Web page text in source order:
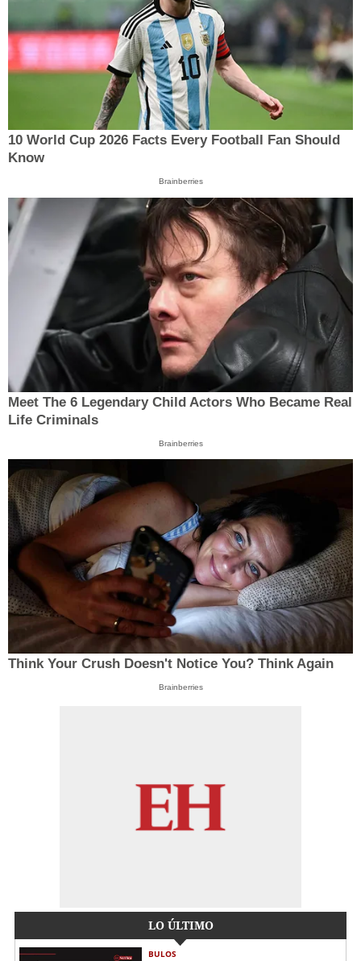
10 World Cup 2026 Facts Every Football Fan Should
Know
Brainberries
Meet The 6 Legendary Child Actors Who Became Real
Life Criminals
Brainberries
Think Your Crush Doesn't Notice You? Think Again
Brainberries
LO ÚLTIMO
BULOS